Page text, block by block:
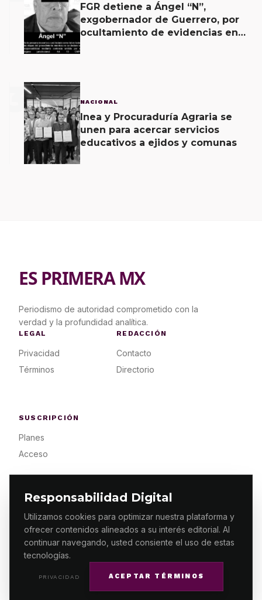
Responsabilidad Digital
Utilizamos cookies para optimizar nuestra plataforma y
ofrecer contenidos alineados a su interés editorial. Al
continuar navegando, usted consiente el uso de estas
tecnologías.
PRIVACIDAD ACEPTAR TÉRMINOS
FGR detiene a Ángel “N”,
exgobernador de Guerrero, por
ocultamiento de evidencias en
3 NACIONAL
Inea y Procuraduría Agraria se
unen para acercar servicios
educativos a ejidos y comunas
ES PRIMERA MX
Periodismo de autoridad comprometido con la
verdad y la profundidad analítica.
LEGAL
Privacidad
Términos
REDACCIÓN
Contacto
Directorio
SUSCRIPCIÓN
Planes
Acceso
© 2026 ES PRIMERA MX. ALGUNOS DERECHOS
RESERVADOS / DESIGNMAKING.MX